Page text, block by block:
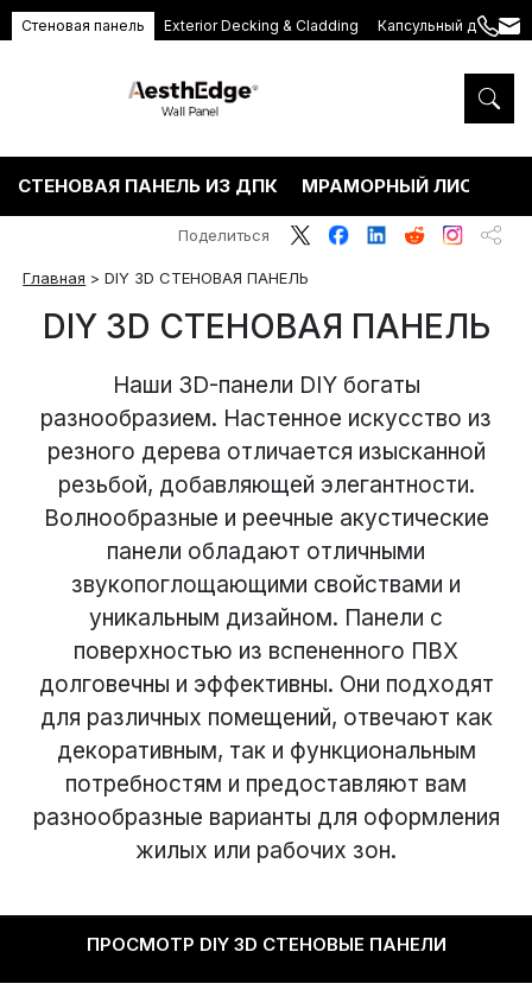
Стеновая панель Exterior Decking & Cladding Капсульный дом
+86
5575
СТЕНОВАЯ ПАНЕЛЬ ИЗ ДПК МРАМОРНЫЙ ЛИСТ ПВХ
Главная >DIY 3D СТЕНОВАЯ ПАНЕЛЬ
Поделиться
DIY 3D СТЕНОВАЯ ПАНЕЛЬ
Наши 3D-панели DIY богаты
разнообразием. Настенное искусство из
резного дерева отличается изысканной
резьбой, добавляющей элегантности.
Волнообразные и реечные акустические
панели обладают отличными
звукопоглощающими свойствами и
уникальным дизайном. Панели с
поверхностью из вспененного ПВХ
долговечны и эффективны. Они подходят
для различных помещений, отвечают как
декоративным, так и функциональным
потребностям и предоставляют вам
разнообразные варианты для оформления
жилых или рабочих зон.
ПРОСМОТР DIY 3D СТЕНОВЫЕ ПАНЕЛИ